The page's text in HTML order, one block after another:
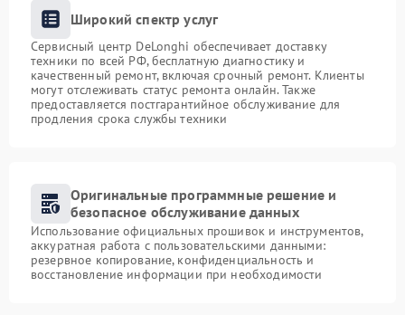
Широкий спектр услуг
Сервисный центр DeLonghi обеспечивает доставку
техники по всей РФ, бесплатную диагностику и
качественный ремонт, включая срочный ремонт. Клиенты
могут отслеживать статус ремонта онлайн. Также
предоставляется постгарантийное обслуживание для
продления срока службы техники
Оригинальные программные решение и
безопасное обслуживание данных
Использование официальных прошивок и инструментов,
аккуратная работа с пользовательскими данными:
резервное копирование, конфиденциальность и
восстановление информации при необходимости